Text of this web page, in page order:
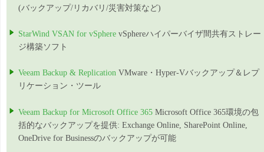
(バックアップ/リカバリ/災害対策など)
StarWind VSAN for vSphere vSphereハイパーバイザ間共有ストレー
ジ構築ソフト
Veeam Backup & Replication VMware・Hyper-Vバックアップ＆レプ
リケーション・ツール
Veeam Backup for Microsoft Office 365 Microsoft Office 365環境の包
括的なバックアップを提供: Exchange Online, SharePoint Online,
OneDrive for Businessのバックアップが可能